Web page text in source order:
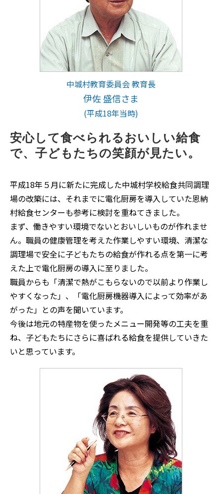
中城村教育委員会 教育長
伊佐 盛信さま
(平成18年当時)
安心して食べられるおいしい給食
で、子どもたちの笑顔が見たい。
平成18年５月に新たに完成した中城村学校給食共同調理
場の改築には、それまでに電化厨房を導入していた恩納
村給食センターも参考に検討を重ねてきました。
まず、働きやすい環境でないとおいしいものが作れませ
ん。職員の健康管理を考えた作業しやすい環境、清潔な
調理場で安全に子どもたちの給食が作れる点を第一に考
えた上で電化厨房の導入に至りました。
職員からも「清潔で熱がこもらないので以前より作業し
やすくなった」、「電化厨房機器導入によって効率があ
がった」との声を聞いています。
今後は地元の特産物を使ったメニュー開発等の工夫を重
ね、子どもたちにさらに喜ばれる給食を提供していきた
いと思っています。